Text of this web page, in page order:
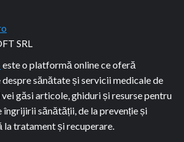
SRL
este o platformă online ce oferă
sănătate și servicii medicale de
găsi articole, ghiduri și resurse pentru
îngrijirii sănătății, de la prevenție și
la tratament și recuperare.